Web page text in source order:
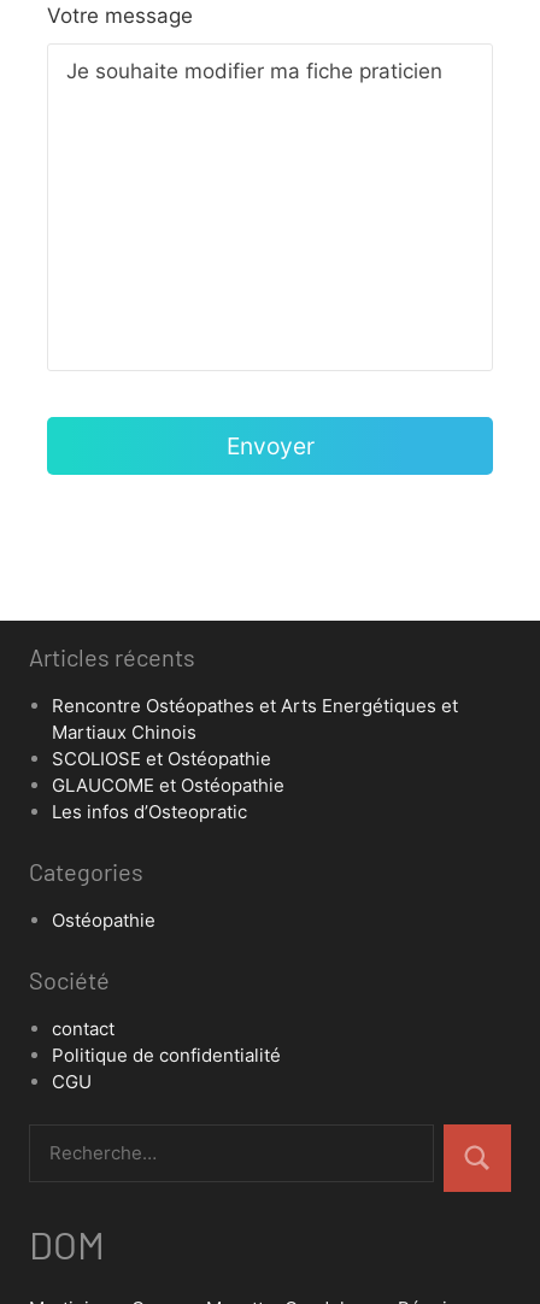
Votre message
Articles récents
Rencontre Ostéopathes et Arts Energétiques et
Martiaux Chinois
SCOLIOSE et Ostéopathie
GLAUCOME et Ostéopathie
Les infos d’Osteopratic
Categories
Ostéopathie
Société
contact
Politique de confidentialité
CGU
DOM